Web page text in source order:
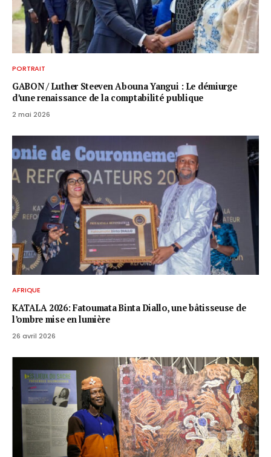
PORTRAIT
GABON / ​Luther Steeven Abouna Yangui : Le démiurge
d’une renaissance de la comptabilité publique
2 mai 2026
AFRIQUE
KATALA 2026: Fatoumata Binta Diallo, une bâtisseuse de
l’ombre mise en lumière
26 avril 2026